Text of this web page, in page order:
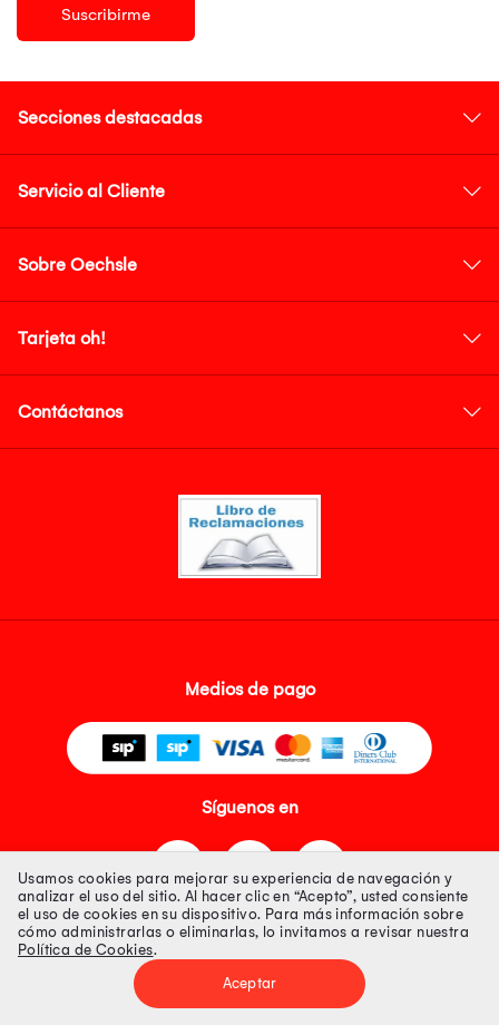
Suscribirme
Secciones destacadas
Servicio al Cliente
Sobre Oechsle
Tarjeta oh!
Contáctanos
Medios de pago
Síguenos en
Tienda 100% Segura
Tiendas Peruanas S.A. R.U.C. Nº 20493020618. Todos los derechos
Usamos cookies para mejorar su experiencia de navegación y
analizar el uso del sitio. Al hacer clic en “Acepto”, usted consiente
el uso de cookies en su dispositivo. Para más información sobre
cómo administrarlas o eliminarlas, lo invitamos a revisar nuestra
Política de Cookies.
Aceptar